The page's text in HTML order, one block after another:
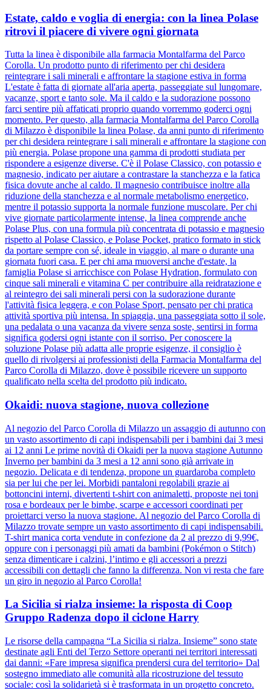
Estate, caldo e voglia di energia: con la linea Polase
ritrovi il piacere di vivere ogni giornata
Tutta la linea è disponibile alla farmacia Montalfarma del Parco
Corolla. Un prodotto punto di riferimento per chi desidera
reintegrare i sali minerali e affrontare la stagione estiva in forma
L'estate è fatta di giornate all'aria aperta, passeggiate sul lungomare,
vacanze, sport e tanto sole. Ma il caldo e la sudorazione possono
farci sentire più affaticati proprio quando vorremmo goderci ogni
momento. Per questo, alla farmacia Montalfarma del Parco Corolla
di Milazzo è disponibile la linea Polase, da anni punto di riferimento
per chi desidera reintegrare i sali minerali e affrontare la stagione con
più energia. Polase propone una gamma di prodotti studiata per
rispondere a esigenze diverse. C'è il Polase Classico, con potassio e
magnesio, indicato per aiutare a contrastare la stanchezza e la fatica
fisica dovute anche al caldo. Il magnesio contribuisce inoltre alla
riduzione della stanchezza e al normale metabolismo energetico,
mentre il potassio supporta la normale funzione muscolare. Per chi
vive giornate particolarmente intense, la linea comprende anche
Polase Plus, con una formula più concentrata di potassio e magnesio
rispetto al Polase Classico, e Polase Pocket, pratico formato in stick
da portare sempre con sé, ideale in viaggio, al mare o durante una
giornata fuori casa. E per chi ama muoversi anche d'estate, la
famiglia Polase si arricchisce con Polase Hydration, formulato con
cinque sali minerali e vitamina C per contribuire alla reidratazione e
al reintegro dei sali minerali persi con la sudorazione durante
l'attività fisica leggera, e con Polase Sport, pensato per chi pratica
attività sportiva più intensa. In spiaggia, una passeggiata sotto il sole,
una pedalata o una vacanza da vivere senza soste, sentirsi in forma
significa godersi ogni istante con il sorriso. Per conoscere la
soluzione Polase più adatta alle proprie esigenze, il consiglio è
quello di rivolgersi ai professionisti della Farmacia Montalfarma del
Parco Corolla di Milazzo, dove è possibile ricevere un supporto
qualificato nella scelta del prodotto più indicato.
Okaidi: nuova stagione, nuova collezione
Al negozio del Parco Corolla di Milazzo un assaggio di autunno con
un vasto assortimento di capi indispensabili per i bambini dai 3 mesi
ai 12 anni Le prime novità di Okaidi per la nuova stagione Autunno
Inverno per bambini da 3 mesi a 12 anni sono già arrivate in
negozio. Delicata e di tendenza, propone un guardaroba completo
sia per lui che per lei. Morbidi pantaloni regolabili grazie ai
bottoncini interni, divertenti t-shirt con animaletti, proposte nei toni
rosa e bordeaux per le bimbe, scarpe e accessori coordinati per
proiettarci verso la nuova stagione. Al negozio del Parco Corolla di
Milazzo trovate sempre un vasto assortimento di capi indispensabili.
T-shirt manica corta vendute in confezione da 2 al prezzo di 9,99€,
oppure con i personaggi più amati da bambini (Pokémon o Stitch)
senza dimenticare i calzini, l’intimo e gli accessori a prezzi
accessibili con dettagli che fanno la differenza. Non vi resta che fare
un giro in negozio al Parco Corolla!
La Sicilia si rialza insieme: la risposta di Coop
Gruppo Radenza dopo il ciclone Harry
Le risorse della campagna “La Sicilia si rialza. Insieme” sono state
destinate agli Enti del Terzo Settore operanti nei territori interessati
dai danni: «Fare impresa significa prendersi cura del territorio» Dal
sostegno immediato alle comunità alla ricostruzione del tessuto
sociale: così la solidarietà si è trasformata in un progetto concreto.